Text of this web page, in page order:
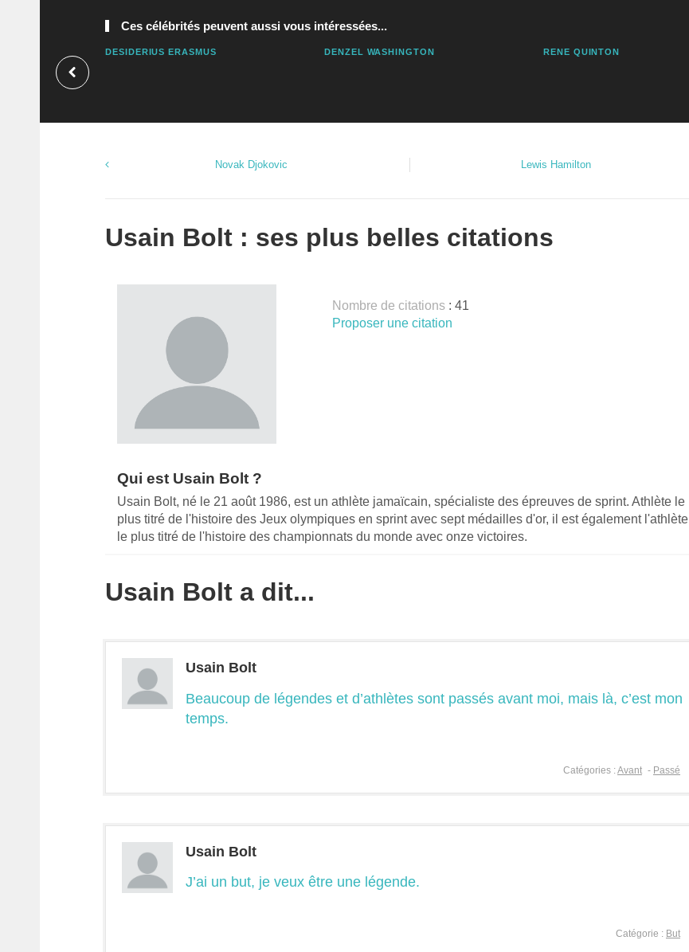
Ces célébrités peuvent aussi vous intéressées...
DESIDERIUS ERASMUS DENZEL WASHINGTON RENE QUINTON
Novak Djokovic Lewis Hamilton
Usain Bolt : ses plus belles citations
Nombre de citations : 41
Proposer une citation
Qui est Usain Bolt ?
Usain Bolt, né le 21 août 1986, est un athlète jamaïcain, spécialiste des épreuves de sprint. Athlète le
plus titré de l'histoire des Jeux olympiques en sprint avec sept médailles d'or, il est également l'athlète
le plus titré de l'histoire des championnats du monde avec onze victoires.
Usain Bolt a dit...
Usain Bolt
Beaucoup de légendes et d’athlètes sont passés avant moi, mais là, c’est mon
temps.
Catégories :Avant - Passé
Usain Bolt
J’ai un but, je veux être une légende.
Catégorie : But